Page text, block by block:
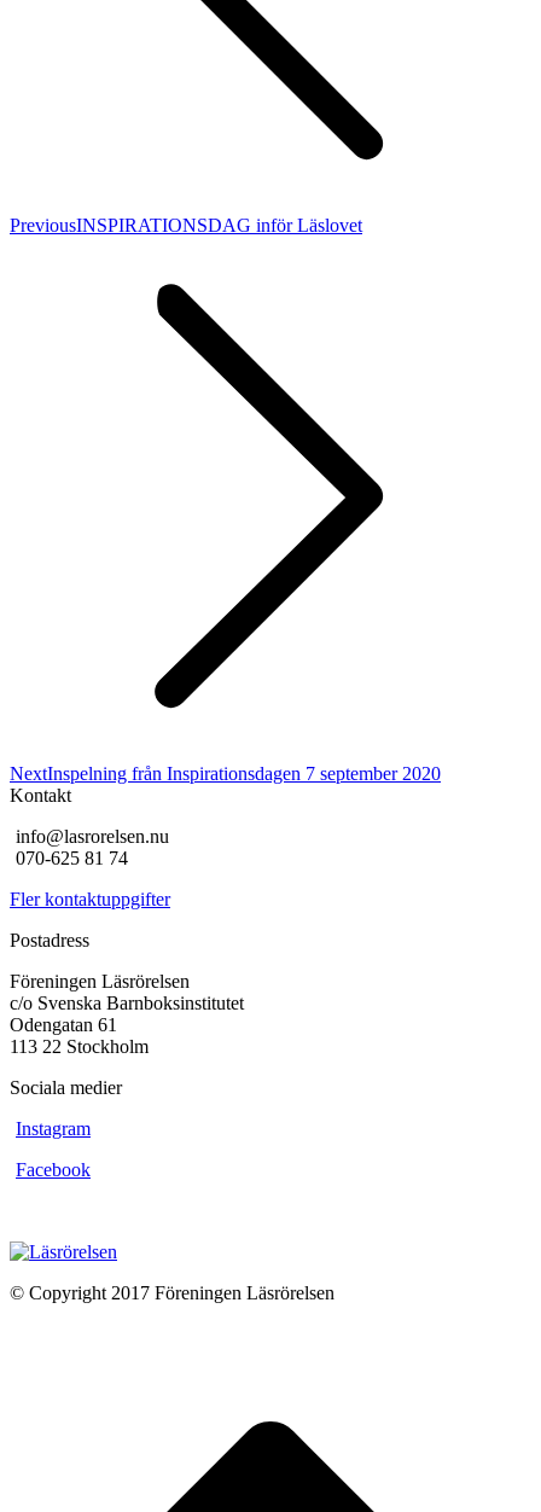
PreviousPrevious
INSPIRATIONSDAG inför Läslovet
NextNext
post:
Inspelning från Inspirationsdagen 7 september 2020
Kontakt
info@lasrorelsen.nu
070-625 81 74
Fler kontaktuppgifter
Postadress
Föreningen Läsrörelsen
c/o Svenska Barnboksinstitutet
Odengatan 61
113 22 Stockholm
Sociala medier
Instagram
Facebook
© Copyright 2017 Föreningen Läsrörelsen